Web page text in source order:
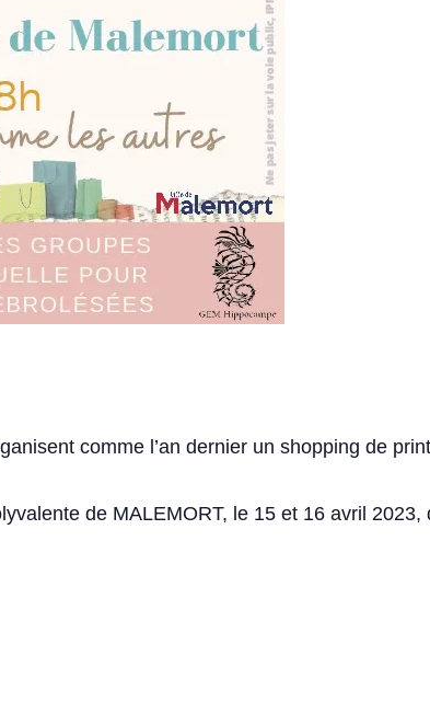
comme l’an dernier un shopping de
de MALEMORT, le 15 et 16 avril 2023,